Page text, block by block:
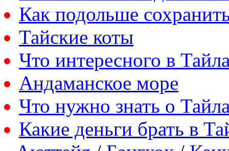
Как подольше
Тайские коты
Что интересного в
Андаманское море
Что нужно знать о
Какие деньги брать в